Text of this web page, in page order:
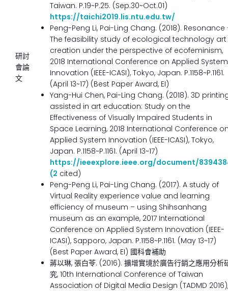
研討
會論
文
Taiwan. P.19~P.25. (Sep.30~Oct.01)
https://taichi2019.lis.ntu.edu.tw/
Peng-Peng Li, Pai-Ling Chang. (2018). Resonance
The feasibility study of ecological technology art
creation under the perspective of ecofeminism,
2018 International Conference on Applied System
Innovation (IEEE-ICASI), Tokyo, Japan. P.1158~P.1161.
(April 13~17) (Best Paper Award, EI)
Yang-Hui Chen, Pai-Ling Chang. (2018). 3D
assisted in art education: Study on the
Effectiveness of Visually Impaired Students in
Space Learning, 2018 International Conference
Applied System Innovation (IEEE-ICASI), Tokyo,
Japan. P.1158~P.1161. (April 13~17)
https://ieeexplore.ieee.org/document/
(2 cited)
Peng-Peng Li, Pai-Ling Chang. (2017). A study of
Virtual Reality experience value and learning
efficiency of museum – using Shihsanhang
museum as an example, 2017 International
Conference on Applied System Innovation (IEEE-
ICASI), Sapporo, Japan. P.1158~P.1161. (May 13~17)
(Best Paper Award, EI) 國科會補助
蔣以琳, 張白苓. (2016). 擴增實境於廣告行銷之應用分析
究, 10th International Conference of Taiwan
Association of Digital Media Design (TADMD 2016),